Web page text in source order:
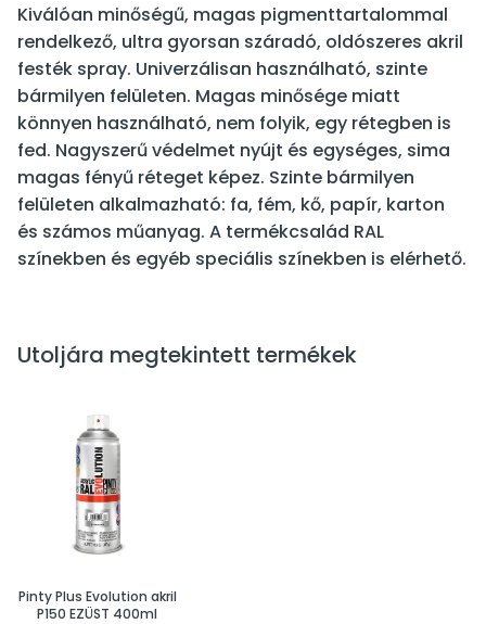
Kiválóan minőségű, magas pigmenttartalommal
rendelkező, ultra gyorsan száradó, oldószeres akril
festék spray. Univerzálisan használható, szinte
bármilyen felületen. Magas minősége miatt
könnyen használható, nem folyik, egy rétegben is
fed. Nagyszerű védelmet nyújt és egységes, sima
magas fényű réteget képez. Szinte bármilyen
felületen alkalmazható: fa, fém, kő, papír, karton
és számos műanyag. A termékcsalád RAL
színekben és egyéb speciális színekben is elérhető.
Utoljára megtekintett termékek
Pinty Plus Evolution akril
P150 EZÜST 400ml